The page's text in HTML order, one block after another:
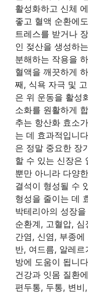
활성화하고 신체
좋고 혈액 순환에
트레스를 받거나
인 젖산을 생성하
분해하는 작용을
혈액을 깨끗하게
째, 식욕 자극 및
은 위 운동을 활성
소화를 원활하게
추는 항산화 효소
는 데 효과적입니
은 정말 중요한 장
할 수 있는 신장은
뿐만 아니라 다양
결석이 형성될 수
형성을 줄이는 데
박테리아의 성장
순환계, 고혈압,
간염, 신염, 부종
반, 여드름, 알레
방에 도움이 됩니
건강과 잇몸 질환
편두통, 두통, 변